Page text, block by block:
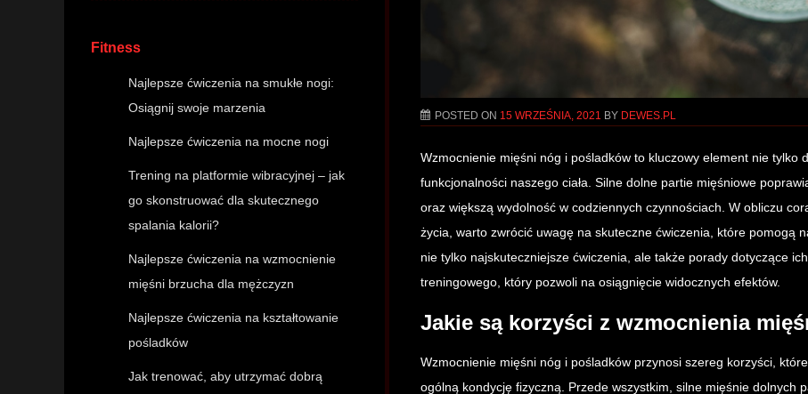
Fitness
Najlepsze ćwiczenia na smukłe nogi:
Osiągnij swoje marzenia
Najlepsze ćwiczenia na mocne nogi
Trening na platformie wibracyjnej – jak
go skonstruować dla skutecznego
spalania kalorii?
Najlepsze ćwiczenia na wzmocnienie
mięśni brzucha dla mężczyzn
Najlepsze ćwiczenia na kształtowanie
pośladków
Jak trenować, aby utrzymać dobrą
POSTED ON 15 WRZEŚNIA, 2021 BY DEWES.PL
Wzmocnienie mięśni nóg i pośladków to kluczowy element nie tylko
funkcjonalności naszego ciała. Silne dolne partie mięśniowe
oraz większą wydolność w codziennych czynnościach. W obliczu
życia, warto zwrócić uwagę na skuteczne ćwiczenia, które pomogą
nie tylko najskuteczniejsze ćwiczenia, ale także porady dotyczące
treningowego, który pozwoli na osiągnięcie widocznych efektów.
Jakie są korzyści z wzmocnienia
Wzmocnienie mięśni nóg i pośladków przynosi szereg korzyści,
ogólną kondycję fizyczną. Przede wszystkim, silne mięśnie dolnych